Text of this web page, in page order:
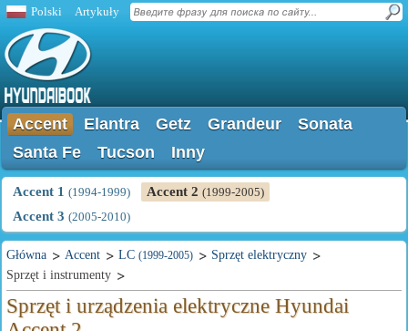
Polski Artykuły
Accent Elantra Getz Grandeur
Sonata
Santa Fe
Tucson Inny
Accent 1 (1994-1999) Accent 2 (1999-2005)
Accent 3 (2005-2010)
Główna Accent LC (1999-2005)
Sprzęt elektryczny
Sprzęt i instrumenty
Sprzęt i urządzenia elektryczne Hyundai